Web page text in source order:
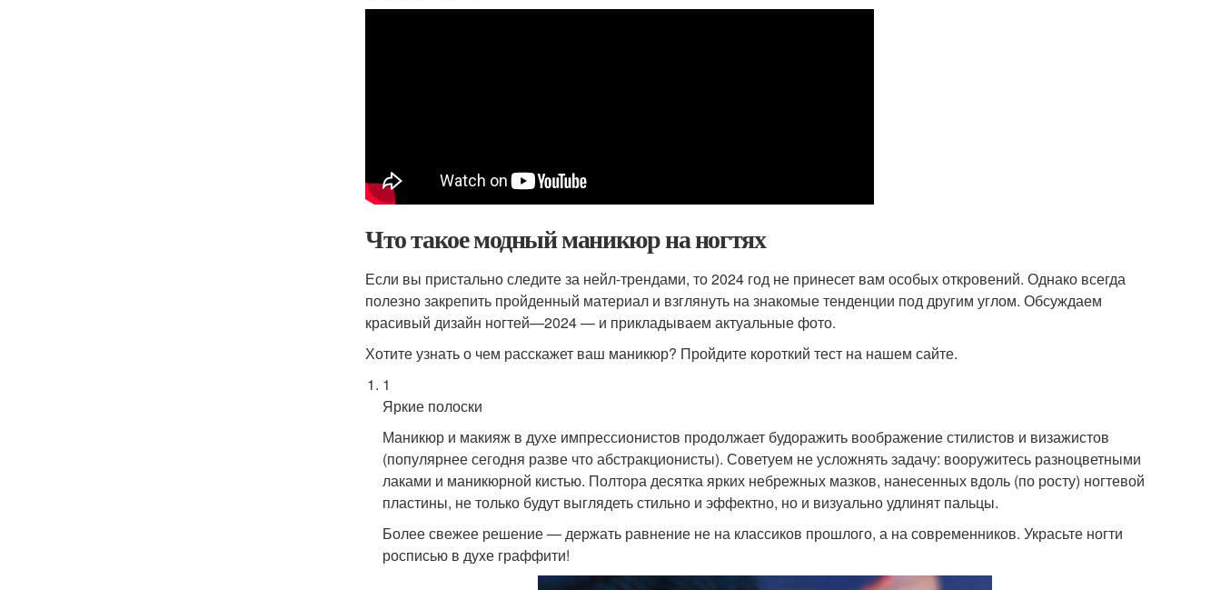
Что такое модный маникюр на ногтях
Если вы пристально следите за нейл-трендами, то 2024 год не принесет вам особых откровений. Однако всегда
полезно закрепить пройденный материал и взглянуть на знакомые тенденции под другим углом. Обсуждаем
красивый дизайн ногтей—2024 — и прикладываем актуальные фото.
Хотите узнать о чем расскажет ваш маникюр? Пройдите короткий тест на нашем сайте.
1
Яркие полоски
Маникюр и макияж в духе импрессионистов продолжает будоражить воображение стилистов и визажистов
(популярнее сегодня разве что абстракционисты). Советуем не усложнять задачу: вооружитесь разноцветными
лаками и маникюрной кистью. Полтора десятка ярких небрежных мазков, нанесенных вдоль (по росту) ногтевой
пластины, не только будут выглядеть стильно и эффектно, но и визуально удлинят пальцы.
Более свежее решение — держать равнение не на классиков прошлого, а на современников. Украсьте ногти
росписью в духе граффити!